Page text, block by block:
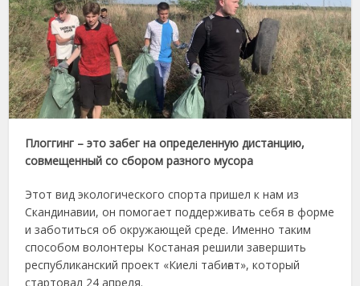
Плоггинг – это забег на определенную дистанцию,
совмещенный со сбором разного мусора
Этот вид экологического спорта пришел к нам из
Скандинавии, он помогает поддерживать себя в форме
и заботиться об окружающей среде. Именно таким
способом волонтеры Костаная решили завершить
республиканский проект «Киелі табиғат», который
стартовал 24 апреля.